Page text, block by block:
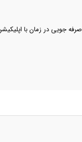
صرفه جویی در زمان با